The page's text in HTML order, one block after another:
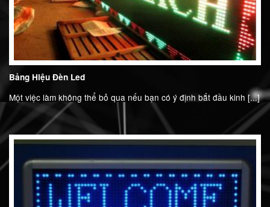
Bảng Hiệu Đèn Led
Một việc làm không thể bỏ qua nếu bạn có ý định bắt đầu kinh [...]